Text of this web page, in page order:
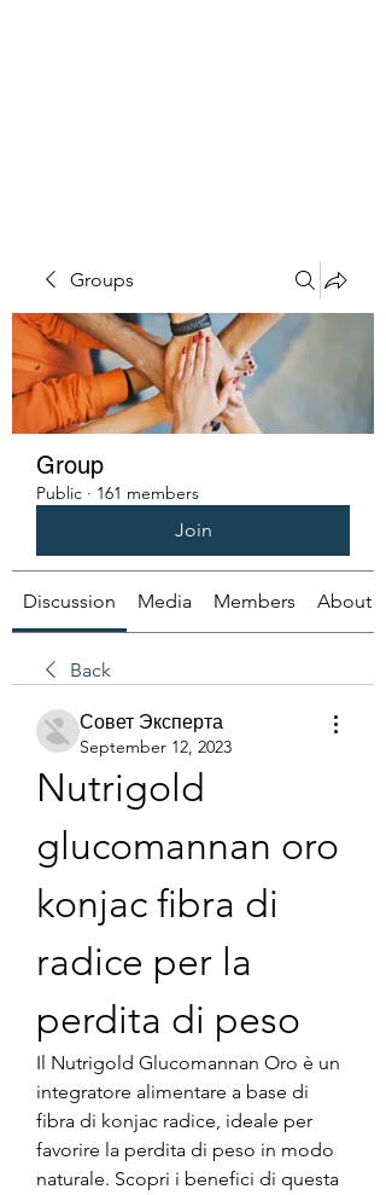
Groups
Group
Public · 161 members
Join
Discussion Media Members About
Back
Совет Эксперта
September 12, 2023
Nutrigold
glucomannan oro
konjac fibra di
radice per la
perdita di peso
Il Nutrigold Glucomannan Oro è un
integratore alimentare a base di
fibra di konjac radice, ideale per
favorire la perdita di peso in modo
naturale. Scopri i benefici di questa